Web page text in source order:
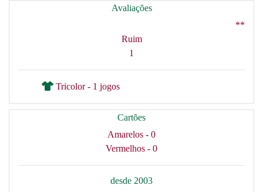
Avaliações
**
Ruim
1
Tricolor - 1 jogos
Cartões
Amarelos - 0
Vermelhos - 0
desde 2003